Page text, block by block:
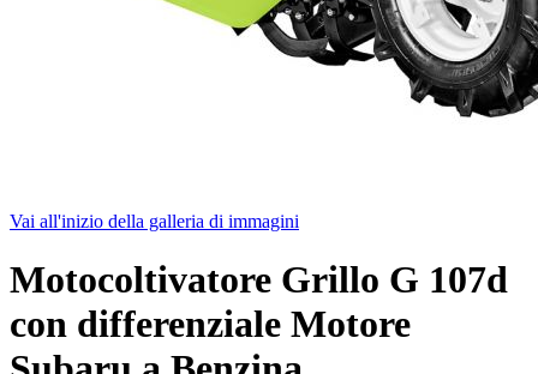
Vai all'inizio della galleria di immagini
Motocoltivatore Grillo G 107d
con differenziale Motore